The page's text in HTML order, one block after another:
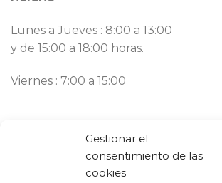
Gestionar el
consentimiento de las
cookies
Lunes a Jueves : 8:00 a 13:00
y de 15:00 a 18:00 horas.
Viernes : 7:00 a 15:00
Llámanos ahora:93 777 82 58